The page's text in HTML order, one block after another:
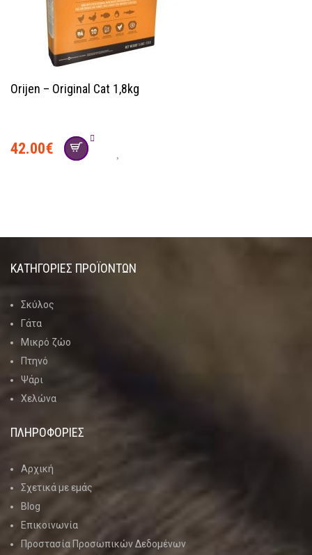
Orijen – Original Cat 1,8kg
42.00€
ΚΑΤΗΓΟΡΊΕΣ ΠΡΟΪΌΝΤΩΝ
Σκύλος
Γάτα
Μικρό ζώο
Πτηνό
Ψάρι
Χελώνα
ΠΛΗΡΟΦΟΡΙΕΣ
Αρχική
Σχετικά με εμάς
Blog
Επικοινωνία
Προστασία Προσωπικών Δεδομένων